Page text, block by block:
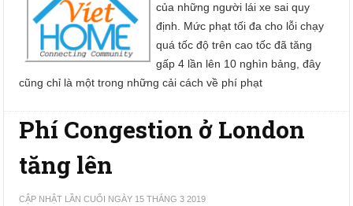
của những người lái xe sai quy
định. Mức phạt tối đa cho lỗi chạy
quá tốc độ trên cao tốc đã tăng
gấp 4 lần lên 10 nghìn bảng, đây
cũng chỉ là một trong những cải cách về phí phạt
Phí Congestion ở London
tăng lên
CẬP NHẬT LẦN CUỐI NGÀY 15 THÁNG 3 2019